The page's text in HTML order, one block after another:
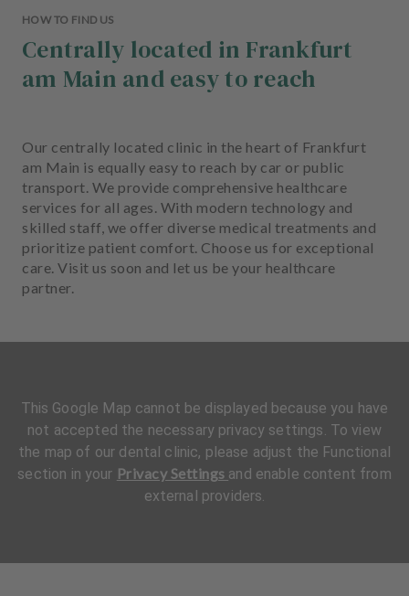
HOW TO FIND US
Centrally located in Frankfurt
am Main and easy to reach
Our centrally located clinic in the heart of Frankfurt
am Main is equally easy to reach by car or public
transport. We provide comprehensive healthcare
services for all ages. With modern technology and
skilled staff, we offer diverse medical treatments and
prioritize patient comfort. Choose us for exceptional
care. Visit us soon and let us be your healthcare
partner.
This Google Map cannot be displayed because you have
not accepted the necessary privacy settings. To view
the map of our dental clinic, please adjust the Functional
section in your Privacy Settings and enable content from
external providers.